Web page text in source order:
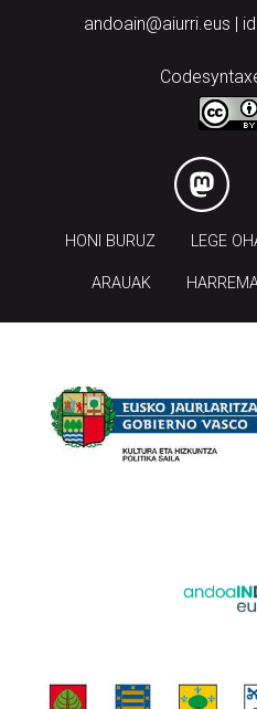
andoain@aiurri.eus |
HONI BURUZ LEGE
ARAUAK